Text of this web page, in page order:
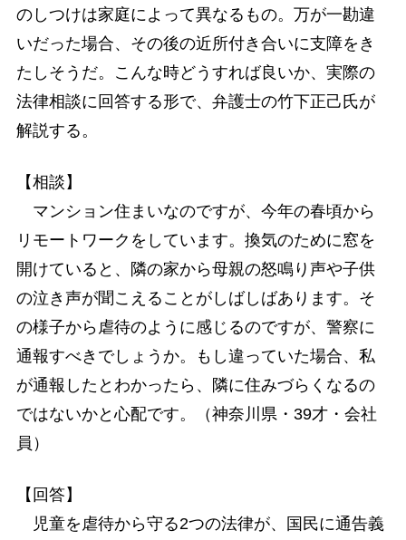
のしつけは家庭によって異なるもの。万が一勘違
いだった場合、その後の近所付き合いに支障をき
たしそうだ。こんな時どうすれば良いか、実際の
法律相談に回答する形で、弁護士の竹下正己氏が
解説する。
【相談】
マンション住まいなのですが、今年の春頃から
リモートワークをしています。換気のために窓を
開けていると、隣の家から母親の怒鳴り声や子供
の泣き声が聞こえることがしばしばあります。そ
の様子から虐待のように感じるのですが、警察に
通報すべきでしょうか。もし違っていた場合、私
が通報したとわかったら、隣に住みづらくなるの
ではないかと心配です。（神奈川県・39才・会社
員）
【回答】
児童を虐待から守る2つの法律が、国民に通告義